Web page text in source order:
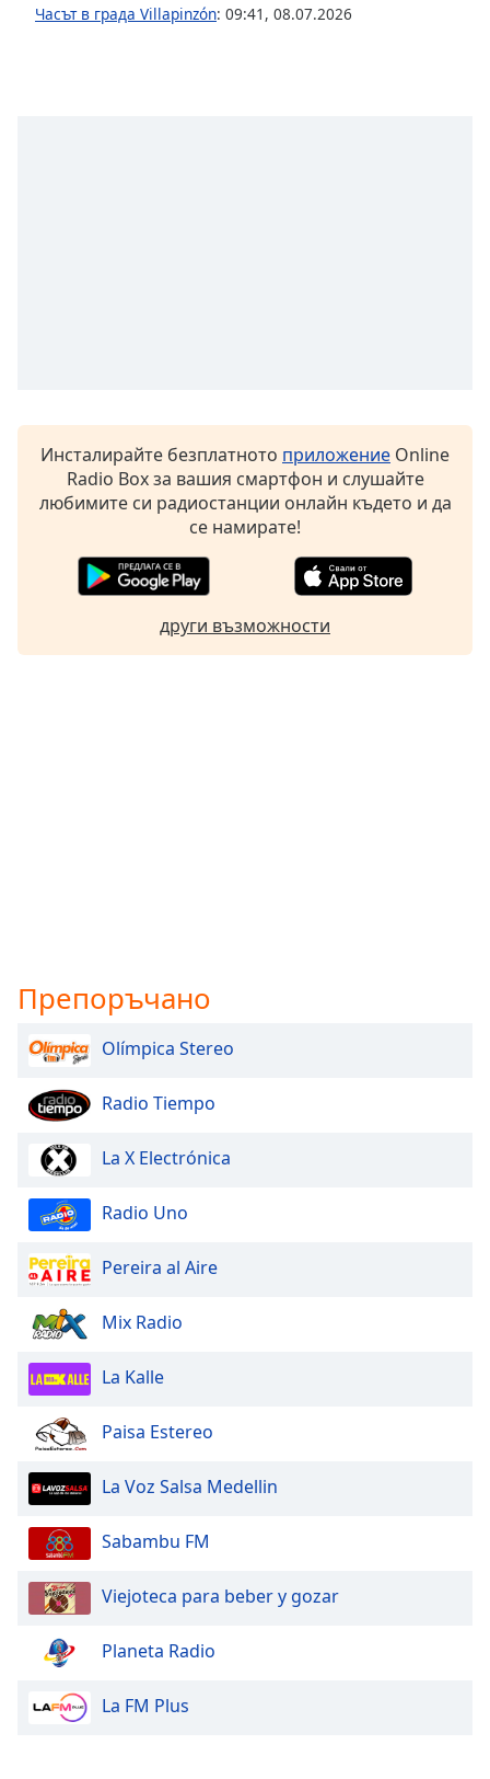
Часът в града Villapinzón: 09:41 , 08.07.2026
Инсталирайте безплатното приложение Online
Radio Box за вашия смартфон и слушайте
любимите си радиостанции онлайн където и да
се намирате!
други възможности
Препоръчано
Olímpica Stereo
Radio Tiempo
La X Electrónica
Radio Uno
Pereira al Aire
Mix Radio
La Kalle
Paisa Estereo
La Voz Salsa Medellin
Sabambu FM
Viejoteca para beber y gozar
Planeta Radio
La FM Plus